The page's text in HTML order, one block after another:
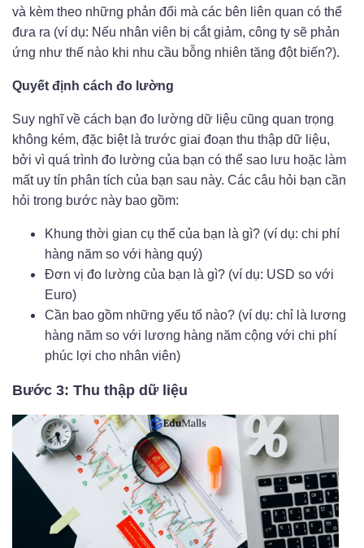
và kèm theo những phản đối mà các bên liên quan có thể
đưa ra (ví dụ: Nếu nhân viên bị cắt giảm, công ty sẽ phản
ứng như thế nào khi nhu cầu bỗng nhiên tăng đột biến?).
Quyết định cách đo lường
Suy nghĩ về cách bạn đo lường dữ liệu cũng quan trọng
không kém, đặc biệt là trước giai đoạn thu thập dữ liệu,
bởi vì quá trình đo lường của bạn có thể sao lưu hoặc làm
mất uy tín phân tích của bạn sau này. Các câu hỏi bạn cần
hỏi trong bước này bao gồm:
Khung thời gian cụ thể của bạn là gì? (ví dụ: chi phí
hàng năm so với hàng quý)
Đơn vị đo lường của bạn là gì? (ví dụ: USD so với
Euro)
Cần bao gồm những yếu tố nào? (ví dụ: chỉ là lương
hàng năm so với lương hàng năm cộng với chi phí
phúc lợi cho nhân viên)
Bước 3: Thu thập dữ liệu